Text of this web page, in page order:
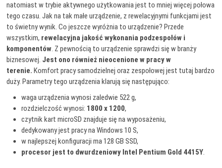
natomiast w trybie aktywnego użytkowania jest to mniej więcej połowa
tego czasu. Jak na tak małe urządzenie, z rewelacyjnymi funkcjami jest
to świetny wynik. Co jeszcze wyróżnia to urządzenie? Przede
wszystkim, rewelacyjna jakość wykonania podzespołów i
komponentów. Z pewnością to urządzenie sprawdzi się w branży
biznesowej. Jest ono również nieocenione w pracy w
terenie. Komfort pracy samodzielnej oraz zespołowej jest tutaj bardzo
duży. Parametry tego urządzenia klarują się następująco:
waga urządzenia wynosi zaledwie 522 g,
rozdzielczość wynosi: 1800 x 1200,
czytnik kart microSD znajduje się na wyposażeniu,
dedykowany jest pracy na Windows 10 S,
w najlepszej konfiguracji ma 128 GB SSD,
procesor jest to dwurdzeniowy Intel Pentium Gold 4415Y.